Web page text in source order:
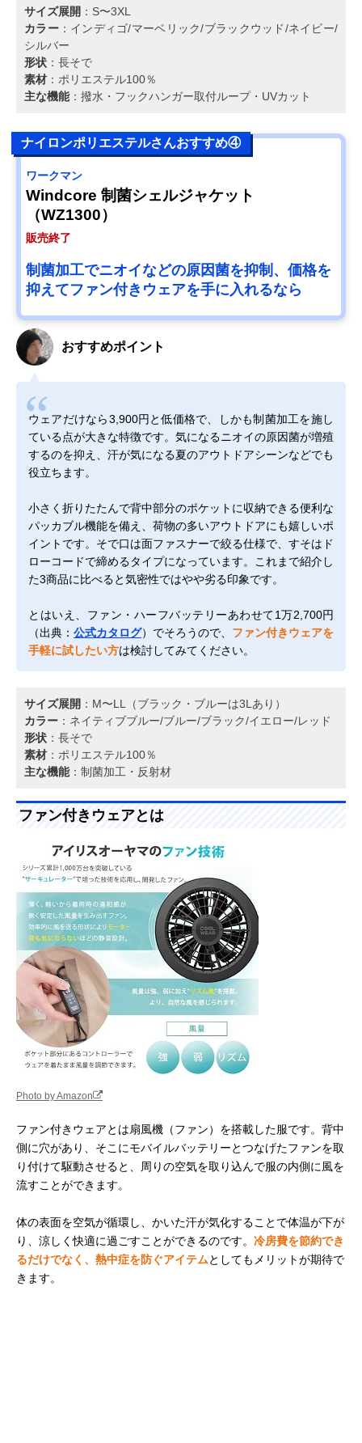
サイズ展開 ：S〜3XL
カラー：インディゴ/マーベリック/ブラックウッド/ネイビー/
シルバー
形状 ：長そで
素材 ：ポリエステル100％
主な機能：撥水・フックハンガー取付ループ・UVカット
ナイロンポリエステルさんおすすめ④
ワークマン
Windcore 制菌シェルジャケット
（WZ1300）
販売終了
制菌加工でニオイなどの原因菌を抑制、価格を
抑えてファン付きウェアを手に入れるなら
おすすめポイント
ウェアだけなら3,900円と低価格で、しかも制菌加工を施し
ている点が大きな特徴です。気になるニオイの原因菌が増殖
するのを抑え、汗が気になる夏のアウトドアシーンなどでも
役立ちます。
小さく折りたたんで背中部分のポケットに収納できる便利な
パッカブル機能を備え、荷物の多いアウトドアにも嬉しいポ
イントです。そで口は面ファスナーで絞る仕様で、すそはド
ローコードで締めるタイプになっています。これまで紹介し
た3商品に比べると気密性ではやや劣る印象です。
とはいえ、ファン・ハーフバッテリーあわせて1万2,700円
（出典： 公式カタログ）でそろうので、 ファン付きウェアを
手軽に試したい方は検討してみてください。
サイズ展開 ：M〜LL（ブラック・ブルーは3Lあり）
カラー ：ネイティブブルー/ブルー/ブラック/イエロー/レッド
形状 ：長そで
素材 ：ポリエステル100％
主な機能：制菌加工・反射材
ファン付きウェアとは
Photo by Amazon
ファン付きウェアとは扇風機（ファン）を搭載した服です。背中
側に穴があり、そこにモバイルバッテリーとつなげたファンを取
り付けて駆動させると、周りの空気を取り込んで服の内側に風を
流すことができます。
体の表面を空気が循環し、かいた汗が気化することで体温が下が
り、涼しく快適に過ごすことができるのです。 冷房費を節約でき
るだけでなく、熱中症を防ぐアイテムとしてもメリットが期待で
きます。